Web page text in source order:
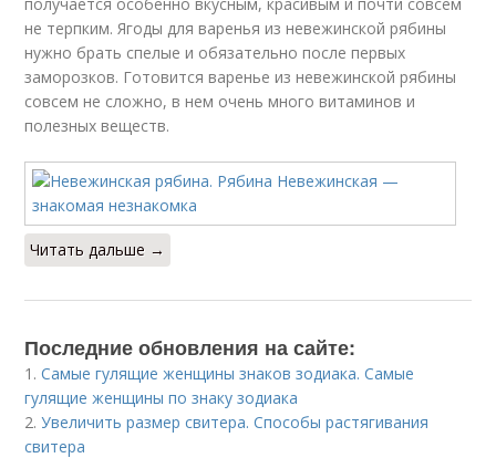
не терпким. Ягоды для варенья из невежинской рябины
нужно брать спелые и обязательно после первых
заморозков. Готовится варенье из невежинской рябины
совсем не сложно, в нем очень много витаминов и
полезных веществ.
Читать дальше →
Последние обновления на сайте:
1.Самые гулящие женщины знаков зодиака. Самые
гулящие женщины по знаку зодиака
2.Увеличить размер свитера. Способы растягивания
свитера